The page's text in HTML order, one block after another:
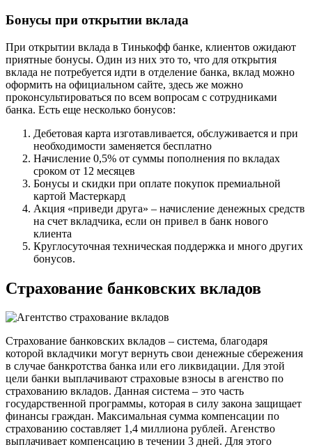
Бонусы при открытии вклада
При открытии вклада в Тинькофф банке, клиентов ожидают
приятные бонусы. Один из них это то, что для открытия
вклада не потребуется идти в отделение банка, вклад можно
оформить на официальном сайте, здесь же можно
проконсультироваться по всем вопросам с сотрудниками
банка. Есть еще несколько бонусов:
Дебетовая карта изготавливается, обслуживается и при
необходимости заменяется бесплатно
Начисление 0,5% от суммы пополнения по вкладах
сроком от 12 месяцев
Бонусы и скидки при оплате покупок премиальной
картой Мастеркард
Акция «приведи друга» – начисление денежных средств
на счет вкладчика, если он привел в банк нового
клиента
Круглосуточная техническая поддержка и много других
бонусов.
Страхование банковских вкладов
Страхование банковских вкладов – система, благодаря
которой вкладчики могут вернуть свои денежные сбережения
в случае банкротства банка или его ликвидации. Для этой
цели банки выплачивают страховые взносы в агенство по
страхованию вкладов. Данная система – это часть
государственной программы, которая в силу закона защищает
финансы граждан. Максимальная сумма компенсации по
страхованию составляет 1,4 миллиона рублей. Агенство
выплачивает компенсацию в течении 3 дней. Для этого